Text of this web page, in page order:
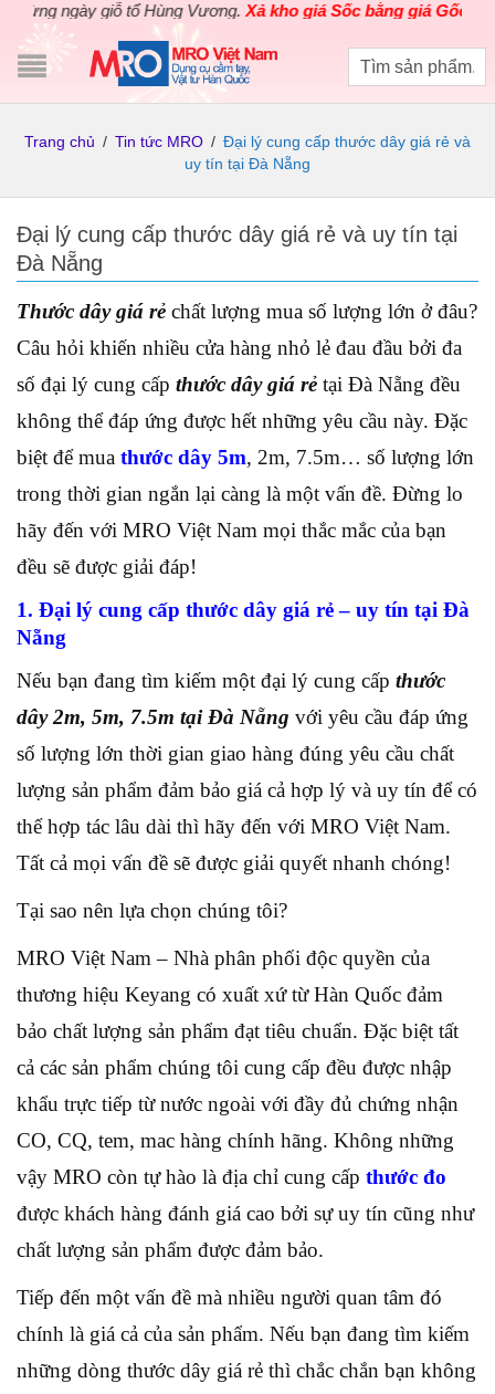
ngày giỗ tổ Hùng Vương.Xả kho giá Sốc bằng giá Gốccho các
Trang chủ / Tin tức MRO / Đại lý cung cấp thước dây giá rẻ và
uy tín tại Đà Nẵng
Đại lý cung cấp thước dây giá rẻ và uy tín tại
Đà Nẵng
Thước dây giá rẻ chất lượng mua số lượng lớn ở đâu?
Câu hỏi khiến nhiều cửa hàng nhỏ lẻ đau đầu bởi đa
số đại lý cung cấp thước dây giá rẻ tại Đà Nẵng đều
không thể đáp ứng được hết những yêu cầu này. Đặc
biệt để mua thước dây 5m, 2m, 7.5m… số lượng lớn
trong thời gian ngắn lại càng là một vấn đề. Đừng lo
hãy đến với MRO Việt Nam mọi thắc mắc của bạn
đều sẽ được giải đáp!
1. Đại lý cung cấp thước dây giá rẻ – uy tín tại Đà
Nẵng
Nếu bạn đang tìm kiếm một đại lý cung cấp thước
dây 2m, 5m, 7.5m tại Đà Nẵng với yêu cầu đáp ứng
số lượng lớn thời gian giao hàng đúng yêu cầu chất
lượng sản phẩm đảm bảo giá cả hợp lý và uy tín để có
thể hợp tác lâu dài thì hãy đến với MRO Việt Nam.
Tất cả mọi vấn đề sẽ được giải quyết nhanh chóng!
Tại sao nên lựa chọn chúng tôi?
MRO Việt Nam – Nhà phân phối độc quyền của
thương hiệu Keyang có xuất xứ từ Hàn Quốc đảm
bảo chất lượng sản phẩm đạt tiêu chuẩn. Đặc biệt tất
cả các sản phẩm chúng tôi cung cấp đều được nhập
khẩu trực tiếp từ nước ngoài với đầy đủ chứng nhận
CO, CQ, tem, mac hàng chính hãng. Không những
vậy MRO còn tự hào là địa chỉ cung cấp thước đo
được khách hàng đánh giá cao bởi sự uy tín cũng như
chất lượng sản phẩm được đảm bảo.
Tiếp đến một vấn đề mà nhiều người quan tâm đó
chính là giá cả của sản phẩm. Nếu bạn đang tìm kiếm
những dòng thước dây giá rẻ thì chắc chắn bạn không